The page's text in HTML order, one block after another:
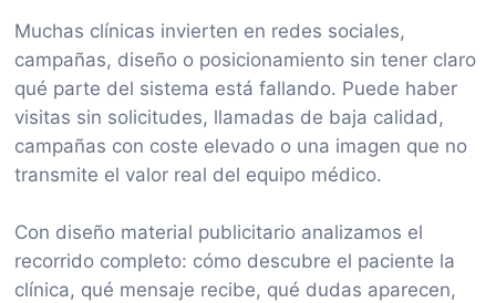
Muchas clínicas invierten en redes sociales,
campañas, diseño o posicionamiento sin tener claro
qué parte del sistema está fallando. Puede haber
visitas sin solicitudes, llamadas de baja calidad,
campañas con coste elevado o una imagen que no
transmite el valor real del equipo médico.
Con diseño material publicitario analizamos el
recorrido completo: cómo descubre el paciente la
clínica, qué mensaje recibe, qué dudas aparecen,